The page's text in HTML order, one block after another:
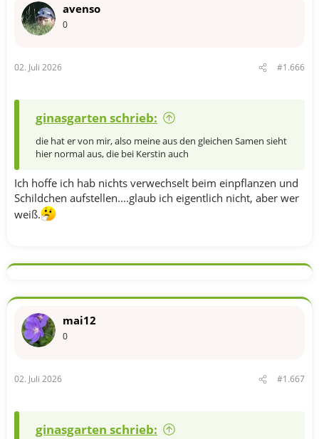
avenso
0
02. Juli 2026 #1.666
ginasgarten schrieb:
die hat er von mir, also meine aus den gleichen Samen sieht
hier normal aus, die bei Kerstin auch
Ich hoffe ich hab nichts verwechselt beim einpflanzen und
Schildchen aufstellen....glaub ich eigentlich nicht, aber wer
weiß.
mai12
0
02. Juli 2026 #1.667
ginasgarten schrieb: